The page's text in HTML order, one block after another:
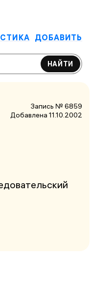
ДОБАВИТЬ
НАЙТИ
Запись № 6859
Добавлена 11.10.2002